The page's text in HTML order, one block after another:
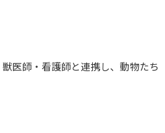
医師・看護師と連携し、動物たち